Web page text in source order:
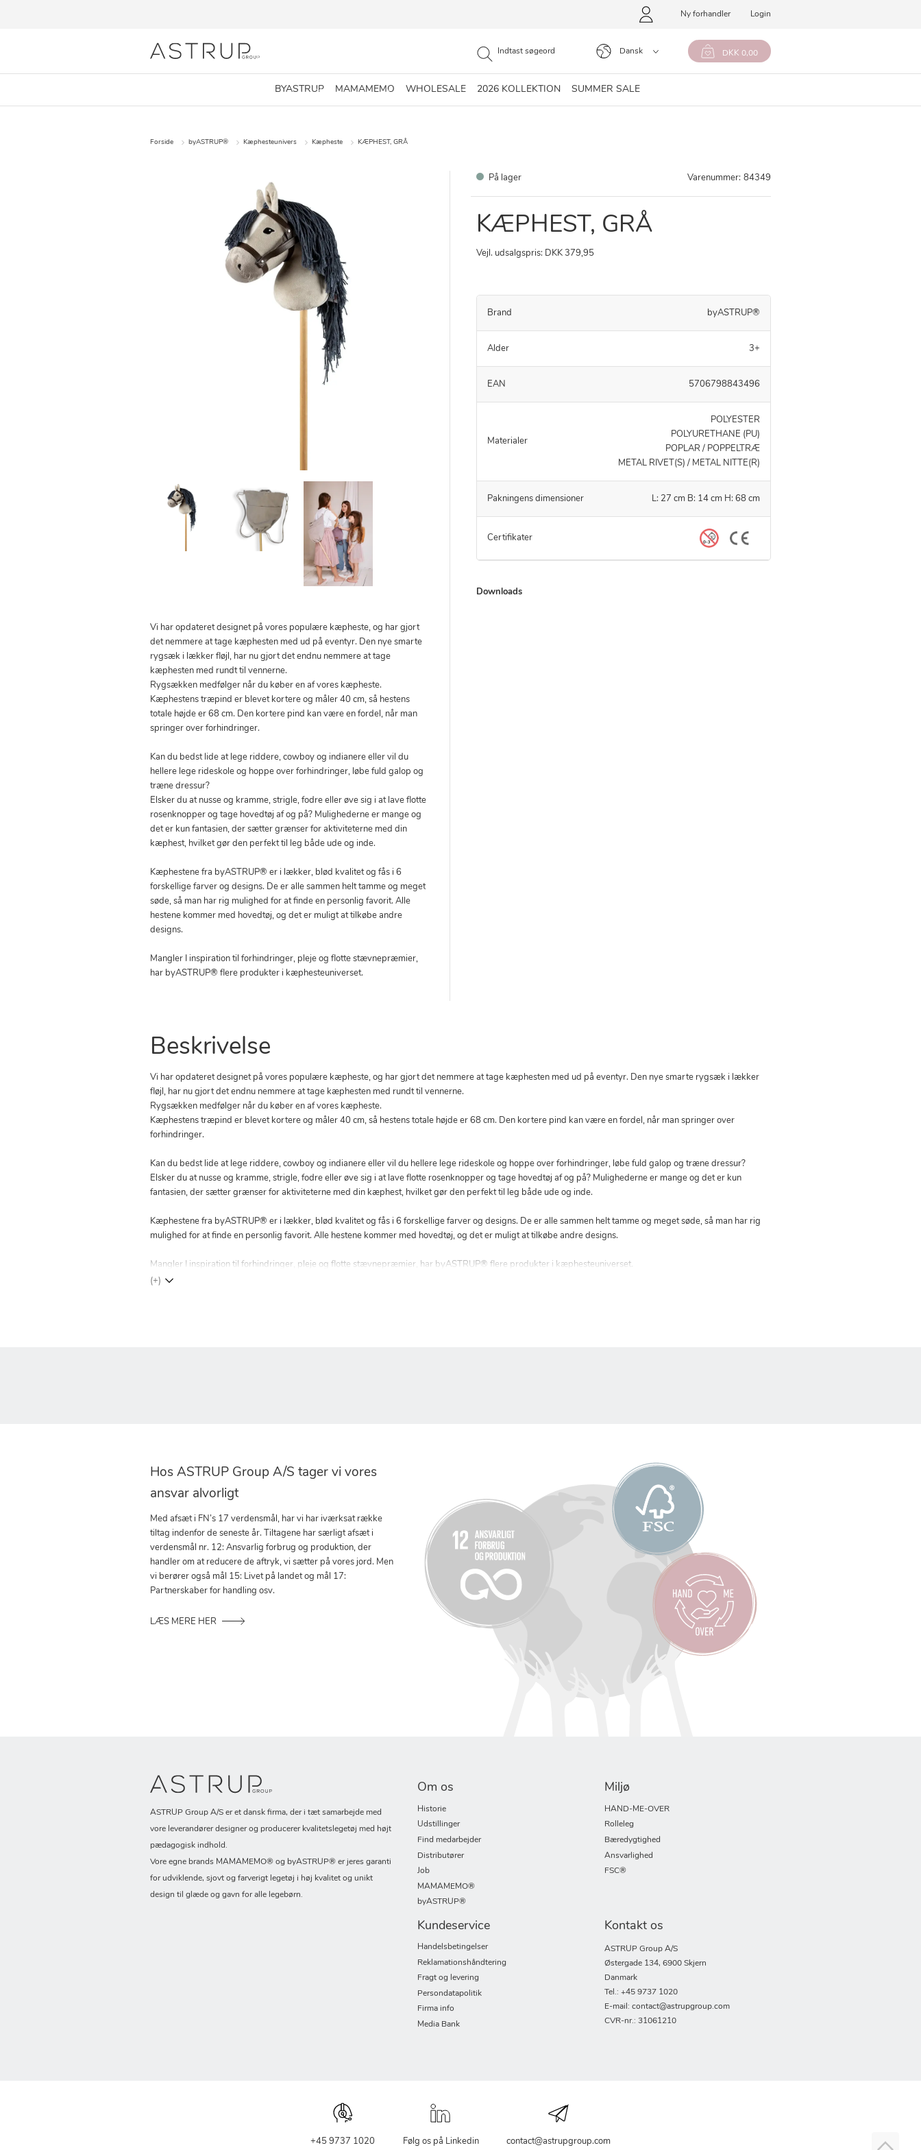
Ny forhandler Login
Dansk DKK 0,00
BYASTRUP MAMAMEMO WHOLESALE 2026 KOLLEKTION SUMMER SALE
Forside byASTRUP® Kæphesteunivers Kæpheste KÆPHEST, GRÅ
Vi har opdateret designet på vores populære kæpheste, og har gjort
det nemmere at tage kæphesten med ud på eventyr. Den nye smarte
rygsæk i lækker fløjl, har nu gjort det endnu nemmere at tage
kæphesten med rundt til vennerne.
Rygsækken medfølger når du køber en af vores kæpheste.
Kæphestens træpind er blevet kortere og måler 40 cm, så hestens
totale højde er 68 cm. Den kortere pind kan være en fordel, når man
springer over forhindringer.
Kan du bedst lide at lege riddere, cowboy og indianere eller vil du
hellere lege rideskole og hoppe over forhindringer, løbe fuld galop og
træne dressur?
Elsker du at nusse og kramme, strigle, fodre eller øve sig i at lave flotte
rosenknopper og tage hovedtøj af og på? Mulighederne er mange og
det er kun fantasien, der sætter grænser for aktiviteterne med din
kæphest, hvilket gør den perfekt til leg både ude og inde.
Kæphestene fra byASTRUP® er i lækker, blød kvalitet og fås i 6
forskellige farver og designs. De er alle sammen helt tamme og meget
søde, så man har rig mulighed for at finde en personlig favorit. Alle
hestene kommer med hovedtøj, og det er muligt at tilkøbe andre
designs.
Mangler I inspiration til forhindringer, pleje og flotte stævnepræmier,
har byASTRUP® flere produkter i kæphesteuniverset.
På lager Varenummer: 84349
KÆPHEST, GRÅ
Vejl. udsalgspris: DKK 379,95
Brand byASTRUP®
Alder 3+
EAN 5706798843496
Materialer
POLYESTER
POLYURETHANE (PU)
POPLAR / POPPELTRÆ
METAL RIVET(S) / METAL NITTE(R)
Pakningens dimensioner L: 27 cm B: 14 cm H: 68 cm
Certifikater
Downloads
Beskrivelse
Vi har opdateret designet på vores populære kæpheste, og har gjort det nemmere at tage kæphesten med ud på eventyr. Den nye smarte rygsæk i lækker
fløjl, har nu gjort det endnu nemmere at tage kæphesten med rundt til vennerne.
Rygsækken medfølger når du køber en af vores kæpheste.
Kæphestens træpind er blevet kortere og måler 40 cm, så hestens totale højde er 68 cm. Den kortere pind kan være en fordel, når man springer over
forhindringer.
Kan du bedst lide at lege riddere, cowboy og indianere eller vil du hellere lege rideskole og hoppe over forhindringer, løbe fuld galop og træne dressur?
Elsker du at nusse og kramme, strigle, fodre eller øve sig i at lave flotte rosenknopper og tage hovedtøj af og på? Mulighederne er mange og det er kun
fantasien, der sætter grænser for aktiviteterne med din kæphest, hvilket gør den perfekt til leg både ude og inde.
Kæphestene fra byASTRUP® er i lækker, blød kvalitet og fås i 6 forskellige farver og designs. De er alle sammen helt tamme og meget søde, så man har rig
mulighed for at finde en personlig favorit. Alle hestene kommer med hovedtøj, og det er muligt at tilkøbe andre designs.
Mangler I inspiration til forhindringer, pleje og flotte stævnepræmier, har byASTRUP® flere produkter i kæphesteuniverset.
(+)
Hos ASTRUP Group A/S tager vi vores
ansvar alvorligt
Med afsæt i FN’s 17 verdensmål, har vi har iværksat række
tiltag indenfor de seneste år. Tiltagene har særligt afsæt i
verdensmål nr. 12: Ansvarlig forbrug og produktion, der
handler om at reducere de aftryk, vi sætter på vores jord. Men
vi berører også mål 15: Livet på landet og mål 17:
Partnerskaber for handling osv.
LÆS MERE HER
ASTRUP Group A/S er et dansk firma, der i tæt samarbejde med
vore leverandører designer og producerer kvalitetslegetøj med højt
pædagogisk indhold.
Vore egne brands MAMAMEMO® og byASTRUP® er jeres garanti
for udviklende, sjovt og farverigt legetøj i høj kvalitet og unikt
design til glæde og gavn for alle legebørn.
Om os
Historie
Udstillinger
Find medarbejder
Distributører
Job
MAMAMEMO®
byASTRUP®
Miljø
HAND-ME-OVER
Rolleleg
Bæredygtighed
Ansvarlighed
FSC®
Kundeservice
Handelsbetingelser
Reklamationshåndtering
Fragt og levering
Persondatapolitik
Firma info
Media Bank
Kontakt os
ASTRUP Group A/S
Østergade 134, 6900 Skjern
Danmark
Tel.: +45 9737 1020
E-mail: contact@astrupgroup.com
CVR-nr.: 31061210
+45 9737 1020 Følg os på Linkedin contact@astrupgroup.com